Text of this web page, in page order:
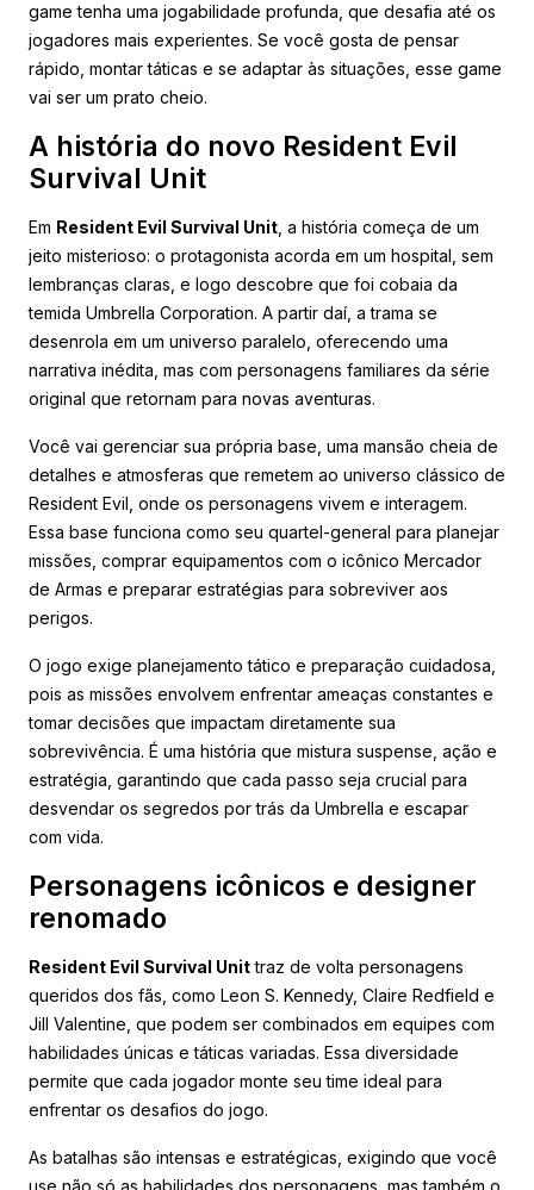
game tenha uma jogabilidade profunda, que desafia até os
jogadores mais experientes. Se você gosta de pensar
rápido, montar táticas e se adaptar às situações, esse game
vai ser um prato cheio.
A história do novo Resident Evil
Survival Unit
Em Resident Evil Survival Unit , a história começa de um
jeito misterioso: o protagonista acorda em um hospital, sem
lembranças claras, e logo descobre que foi cobaia da
temida Umbrella Corporation. A partir daí, a trama se
desenrola em um universo paralelo, oferecendo uma
narrativa inédita, mas com personagens familiares da série
original que retornam para novas aventuras.
Você vai gerenciar sua própria base, uma mansão cheia de
detalhes e atmosferas que remetem ao universo clássico de
Resident Evil, onde os personagens vivem e interagem.
Essa base funciona como seu quartel-general para planejar
missões, comprar equipamentos com o icônico Mercador
de Armas e preparar estratégias para sobreviver aos
perigos.
O jogo exige planejamento tático e preparação cuidadosa,
pois as missões envolvem enfrentar ameaças constantes e
tomar decisões que impactam diretamente sua
sobrevivência. É uma história que mistura suspense, ação e
estratégia, garantindo que cada passo seja crucial para
desvendar os segredos por trás da Umbrella e escapar
com vida.
Personagens icônicos e designer
renomado
Resident Evil Survival Unittraz de volta personagens
queridos dos fãs, como Leon S. Kennedy, Claire Redfield e
Jill Valentine, que podem ser combinados em equipes com
habilidades únicas e táticas variadas. Essa diversidade
permite que cada jogador monte seu time ideal para
enfrentar os desafios do jogo.
As batalhas são intensas e estratégicas, exigindo que você
use não só as habilidades dos personagens, mas também o